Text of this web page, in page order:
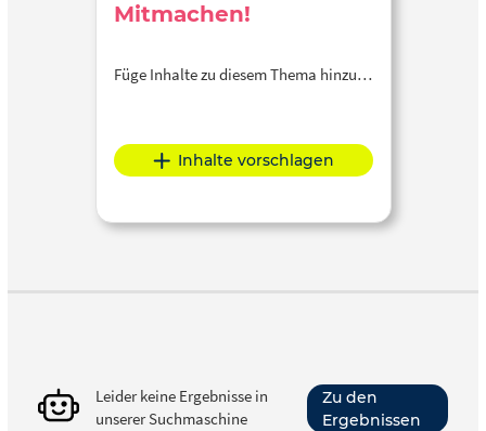
Mitmachen!
Füge Inhalte zu diesem Thema hinzu…
Inhalte vorschlagen
Leider keine Ergebnisse in
unserer Suchmaschine
Zu den
Ergebnissen